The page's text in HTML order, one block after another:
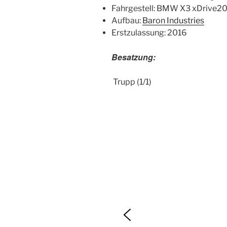
Fahrgestell: BMW X3
Aufbau: Baron Industries
Erstzulassung: 2016
Besatzung:
Trupp (1/1)